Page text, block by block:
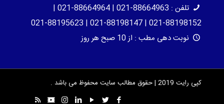
تلفن : 88664963-021 | 88664964-021 |
88198152-021 | 88198147-021 | 88195623-021
نوبت دهی مطب : از 10 صبح هر روز
کپی رایت 2019 | حقوق مطالب سایت محفوظ می باشد .